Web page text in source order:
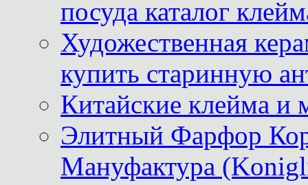
посуда каталог
Художественная
купить старинную
Китайские клейма и
Элитный Фарфор
Мануфактура